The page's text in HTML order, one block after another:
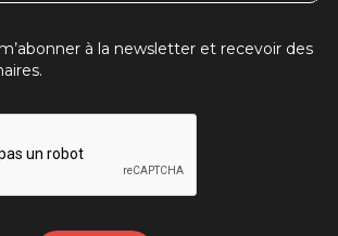
à la newsletter et recevoir des